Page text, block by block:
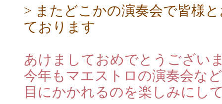
> またどこかの演奏会で皆様
ております
あけましておめでとうござい
今年もマエストロの演奏会な
目にかかれるのを楽しみにし